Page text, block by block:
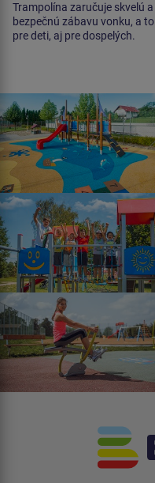
Trampolína zaručuje skvelú a
bezpečnú zábavu vonku, a to
pre deti, aj pre dospelých.